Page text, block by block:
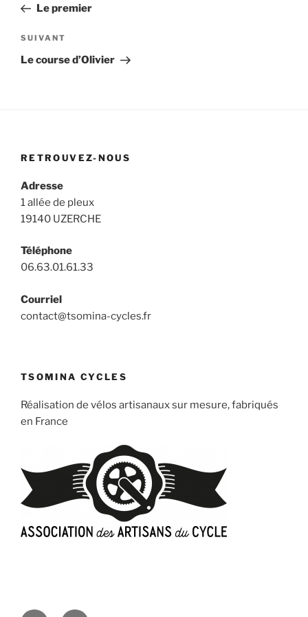
l’article
précédent
Le premier
Article
suivant
SUIVANT
Le course d’Olivier
RETROUVEZ-NOUS
Adresse
1 allée de pleux
19140 UZERCHE
Téléphone
06.63.01.61.33
Courriel
contact@tsomina-cycles.fr
TSOMINA CYCLES
Réalisation de vélos artisanaux sur mesure, fabriqués
en France